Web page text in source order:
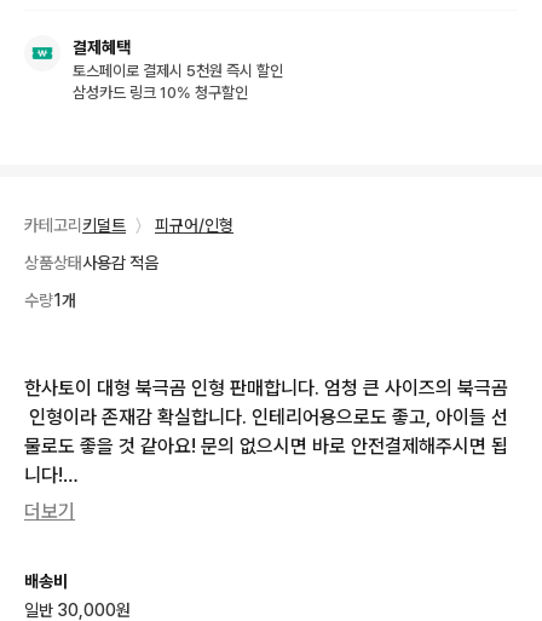
결제혜택
토스페이로 결제시 5천원 즉시 할인
삼성카드 링크 10% 청구할인
카테고리 키덜트 〉
피규어/인형
상품상태사용감 적음
수량1개
한사토이 대형 북극곰 인형 판매합니다. 엄청 큰 사이즈의 북극곰
인형이라 존재감 확실합니다. 인테리어용으로도 좋고, 아이들 선
물로도 좋을 것 같아요! 문의 없으시면 바로 안전결제해주시면 됩
니다!
집 리모델링으로 대형짐 처분해서 빠른거래 원합니다. 직거래 원
요
더보기
배송비
일반 30,000원